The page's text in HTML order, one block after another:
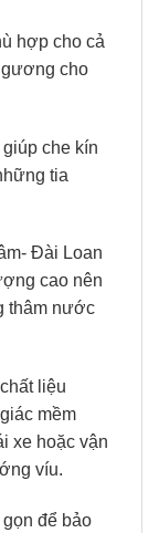
hợp cho cả
gương cho
che kín
tia
Đài Loan
cao nên
thâm nước
liệu
mềm
xe hoặc vận
víu.
để bảo